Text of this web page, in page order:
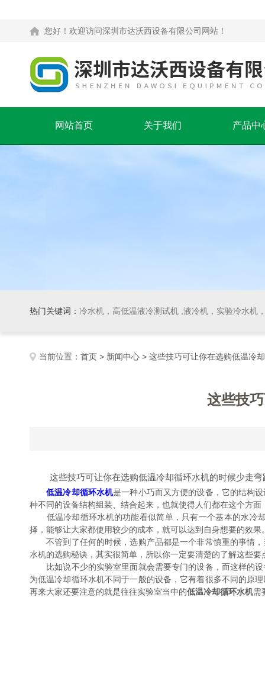
您好！欢迎访问深圳市达沃西设备有限公司网站！
网站首页 关于我们 产品中
热门关键词： 冷水机，高低温液冷测试机 ,液冷机，实验冷水机，
当前位置： 首页 > 新闻中心 > 这些技巧可让你在选购低温冷
这些技
这些技巧可让你在选购低温冷却循环水机的时候少走弯
低温冷却循环水机是一种小巧而又方便的设备，它的结构
种不同的设备结构组装、结合起来，也就使得人们都在这个方
低温冷却循环水机的功能看似简单，只有一个基本的水冷却
择，能够让大家都使用较少的成本，就可以达到自身想要的效果
不管到了任何的时候，选购产品都是一个非常慎重的事情，
水机的选购秘诀，其实很简单，所以你一定要清楚的了解这些
比如说不少的实验室里面就会需要专门的设备，而这样的设
为低温冷却循环水机不同于一般的设备，它有着很多不同的原
再来大家还要注意的就是往往实验室当中的低温冷却循环水机需